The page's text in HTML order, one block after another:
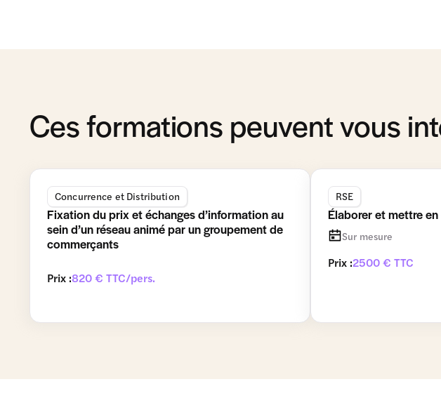
Ces formations peuvent vous
Concurrence et Distribution
Fixation du prix et échanges d’information au
sein d’un réseau animé par un groupement de
commerçants
Prix :820 € TTC/pers.
RSE
Élaborer et mettre
Sur mesure
Prix :2500 € TTC